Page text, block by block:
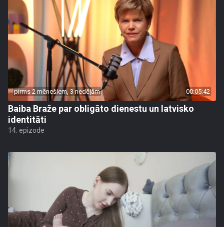
pirms 2 mēnešiem, 3 nedēļām 00:05:42
Baiba Braže par obligāto dienestu un latvisko
identitāti
14. epizode